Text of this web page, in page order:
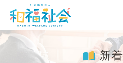
新